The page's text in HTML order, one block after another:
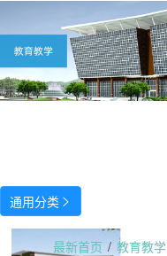
通用分类 
最新首页 / 教育教学